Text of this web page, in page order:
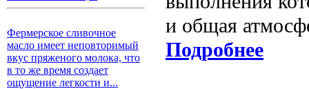
Фермерское сливочное
масло имеет неповторимый
вкус пряженого молока, что
в то же время создает
ощущение легкости и...
и общая
Подробнее